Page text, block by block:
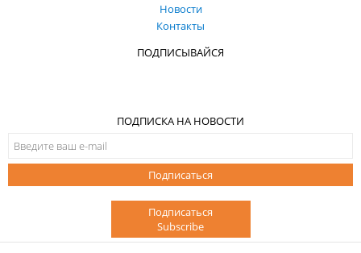
Новости
Контакты
ПОДПИСЫВАЙСЯ
ПОДПИСКА НА НОВОСТИ
Подписаться
Подписаться
Subscribe